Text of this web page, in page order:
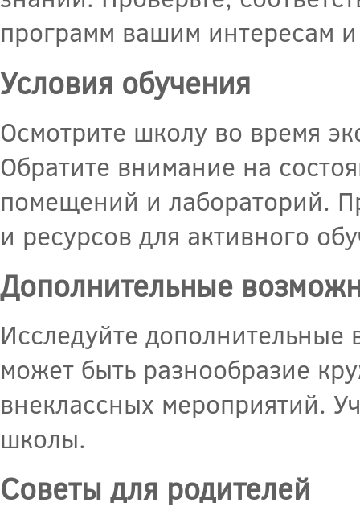
программ вашим интересам
Условия обучения
Осмотрите школу во время
Обратите внимание на
помещений и лабораторий.
и ресурсов для активного
Дополнительные
Исследуйте
может быть разнообразие
внеклассных мероприятий.
школы.
Советы для родителей